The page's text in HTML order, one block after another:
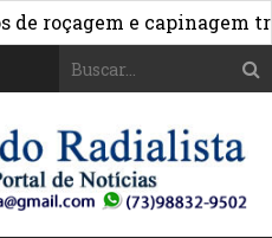
e capinagem